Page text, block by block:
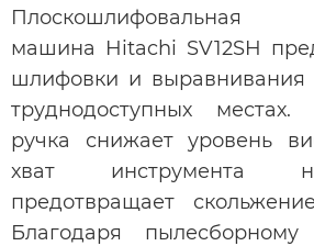
Плоскошлифовальная
машина Hitachi SV12SH
шлифовки и выравнивания
труднодоступных местах.
ручка снижает уровень
хват инструмента
предотвращает
Благодаря